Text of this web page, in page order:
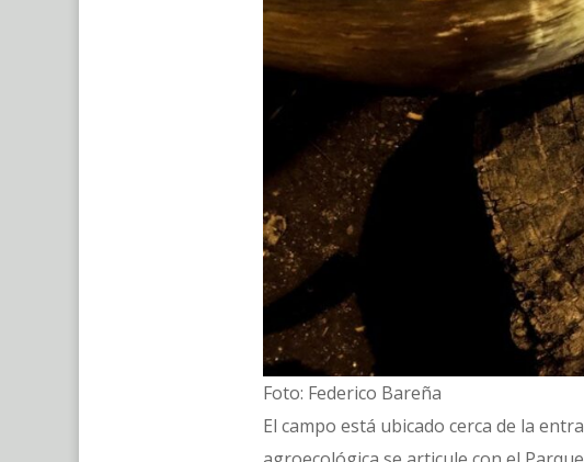
Foto: Federico Bareña
El campo está ubicado cerca de la